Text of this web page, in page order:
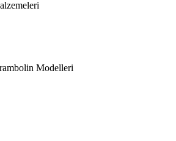
Modelleri